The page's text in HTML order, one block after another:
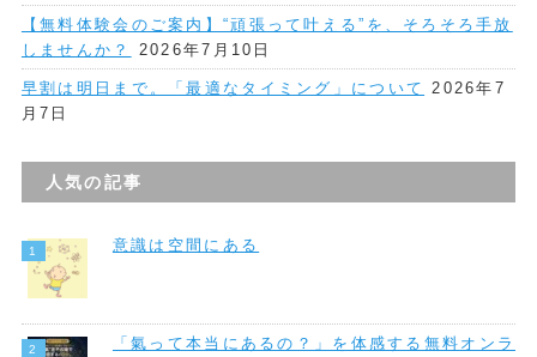
【無料体験会のご案内】“頑張って叶える”を、そろそろ手放
しませんか？
2026年7月10日
早割は明日まで。「最適なタイミング」について
2026年7
月7日
人気の記事
意識は空間にある
「氣って本当にあるの？」を体感する無料オンラ